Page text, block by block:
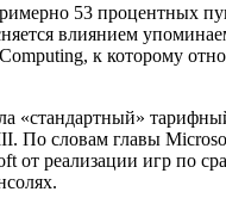
53 процентных
влиянием
к которому
«стандартный»
По словам главы
реализации игр по